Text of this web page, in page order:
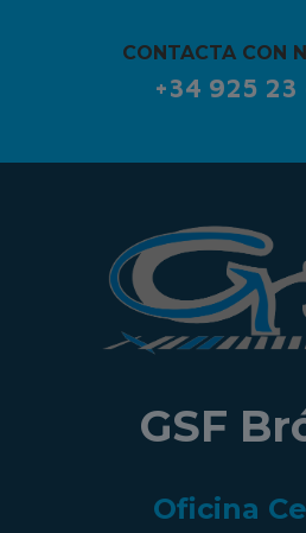
CONTACTA CON
+34 925 23
GSF
Oficina